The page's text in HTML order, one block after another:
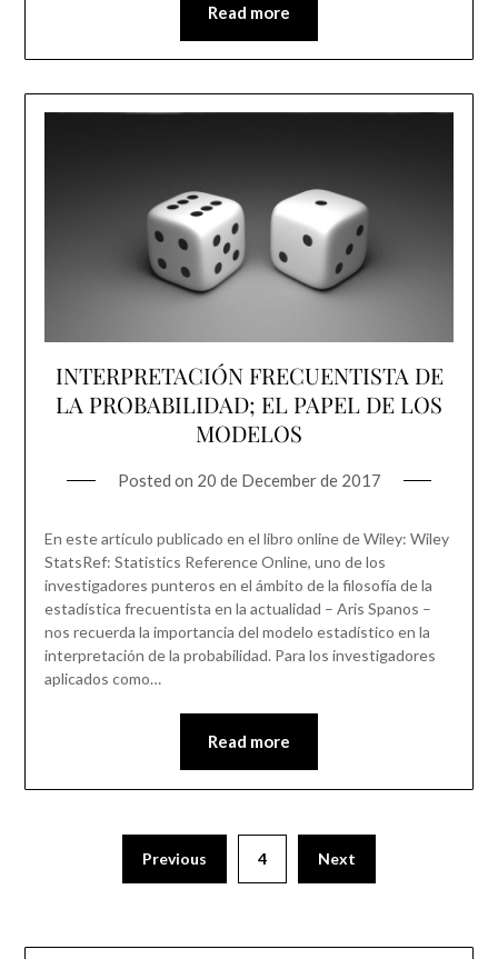
Read more
INTERPRETACIÓN FRECUENTISTA DE
LA PROBABILIDAD; EL PAPEL DE LOS
MODELOS
Posted on 20 de December de 2017
En este artículo publicado en el libro online de Wiley: Wiley
StatsRef: Statistics Reference Online, uno de los
investigadores punteros en el ámbito de la filosofía de la
estadística frecuentista en la actualidad – Aris Spanos –
nos recuerda la importancia del modelo estadístico en la
interpretación de la probabilidad. Para los investigadores
aplicados como…
Read more
Previous 4 Next